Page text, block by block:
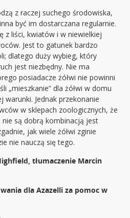
z raczej suchego środowiska,
być im dostarczana regularnie.
z liści, kwiatów i w niewielkiej
Jest to gatunek bardzo
dlatego duży wybieg, który
jest niezbędny. Nie ma
posiadacze żółwi nie powinni
„mieszkanie” dla żółwi w domu
warunki. Jednak przekonanie
w sklepach zoologicznych, że
nie są dobrą kombinacją jest
jak wiele żółwi zginie
nie nauczą się tego.
tłumaczenie Marcin
dla Azazelli za pomoc w